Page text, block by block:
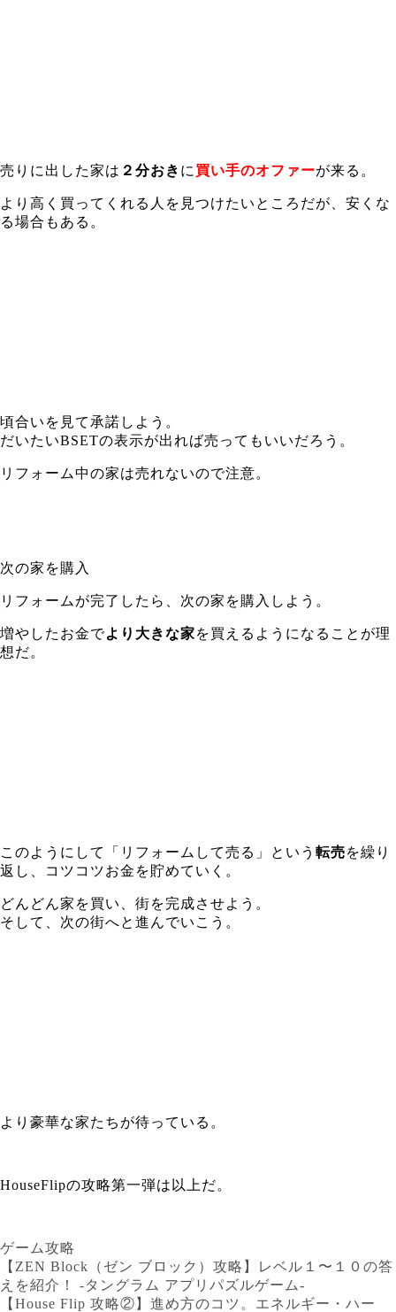
売りに出した家は ２分おき に 買い手のオファーが来る。
より高く買ってくれる人を見つけたいところだが、安くな
る場合もある。
頃合いを見て承諾しよう。
だいたいBSETの表示が出れば売ってもいいだろう。
リフォーム中の家は売れないので注意。
次の家を購入
リフォームが完了したら、次の家を購入しよう。
増やしたお金でより大きな家を買えるようになることが理
想だ。
このようにして「リフォームして売る」という 転売を繰り
返し、コツコツお金を貯めていく。
どんどん家を買い、街を完成させよう。
そして、次の街へと進んでいこう。
より豪華な家たちが待っている。
HouseFlipの攻略第一弾は以上だ。
ゲーム攻略
【ZEN Block（ゼン ブロック）攻略】レベル１〜１０の答
えを紹介！ -タングラム アプリパズルゲーム-
【House Flip 攻略②】進め方のコツ。エネルギー・ハー